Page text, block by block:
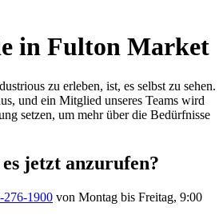
in Fulton Market
zu erleben, ist, es selbst zu sehen.
und ein Mitglied unseres Teams wird
setzen, um mehr über die Bedürfnisse
jetzt anzurufen?
276-1900 von Montag bis Freitag, 9:00